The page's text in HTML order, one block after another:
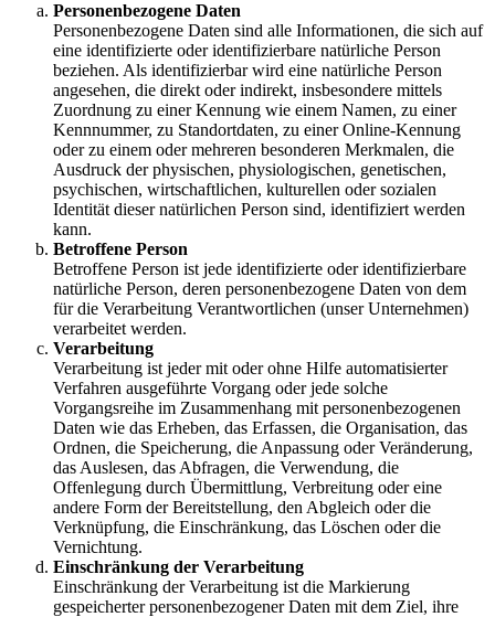
Personenbezogene Daten
Personenbezogene Daten sind alle Informationen, die sich auf
eine identifizierte oder identifizierbare natürliche Person
beziehen. Als identifizierbar wird eine natürliche Person
angesehen, die direkt oder indirekt, insbesondere mittels
Zuordnung zu einer Kennung wie einem Namen, zu einer
Kennnummer, zu Standortdaten, zu einer Online-Kennung
oder zu einem oder mehreren besonderen Merkmalen, die
Ausdruck der physischen, physiologischen, genetischen,
psychischen, wirtschaftlichen, kulturellen oder sozialen
Identität dieser natürlichen Person sind, identifiziert werden
kann.
Betroffene Person
Betroffene Person ist jede identifizierte oder identifizierbare
natürliche Person, deren personenbezogene Daten von dem
für die Verarbeitung Verantwortlichen (unser Unternehmen)
verarbeitet werden.
Verarbeitung
Verarbeitung ist jeder mit oder ohne Hilfe automatisierter
Verfahren ausgeführte Vorgang oder jede solche
Vorgangsreihe im Zusammenhang mit personenbezogenen
Daten wie das Erheben, das Erfassen, die Organisation, das
Ordnen, die Speicherung, die Anpassung oder Veränderung,
das Auslesen, das Abfragen, die Verwendung, die
Offenlegung durch Übermittlung, Verbreitung oder eine
andere Form der Bereitstellung, den Abgleich oder die
Verknüpfung, die Einschränkung, das Löschen oder die
Vernichtung.
Einschränkung der Verarbeitung
Einschränkung der Verarbeitung ist die Markierung
gespeicherter personenbezogener Daten mit dem Ziel, ihre